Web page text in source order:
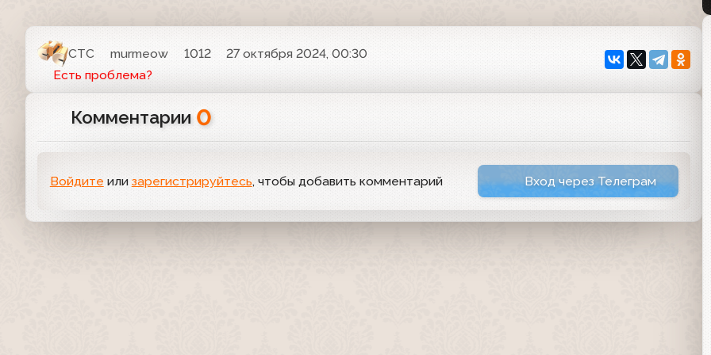
СТС murmeow 1012
27 октября 2024, 00:30
Есть проблема?
Комментарии 0
Войдите или зарегистрируйтесь, чтобы добавить комментарий Вход через Телеграм